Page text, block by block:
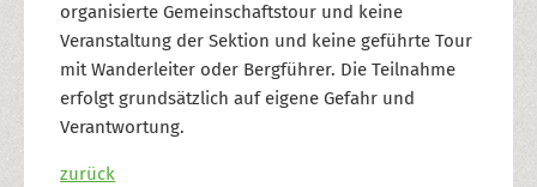
organisierte Gemeinschaftstour und keine
Veranstaltung der Sektion und keine geführte Tour
mit Wanderleiter oder Bergführer. Die Teilnahme
erfolgt grundsätzlich auf eigene Gefahr und
Verantwortung.
zurück